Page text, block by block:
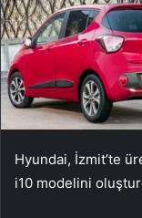
Hyundai, İzmit’te
i10 modelini